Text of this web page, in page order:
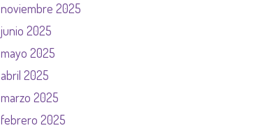
noviembre 2025
junio 2025
mayo 2025
abril 2025
marzo 2025
febrero 2025